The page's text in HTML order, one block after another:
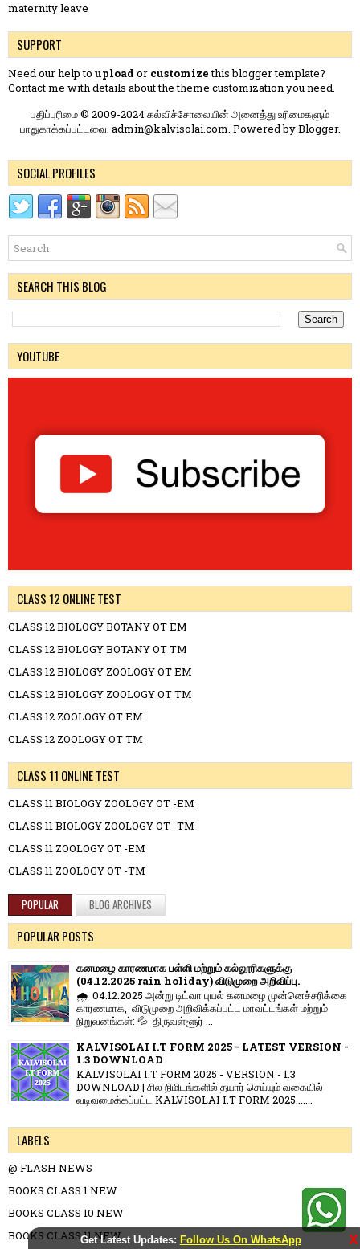
Get Latest Updates: Follow Us On WhatsApp X
maternity leave
SUPPORT
Need our help to upload or customizethis blogger template?
Contact me with details about the theme customization you need.
பதிப்புரிமை © 2009-2024 கல்விச்சோலையின் அனைத்து உரிமைகளும்
பாதுகாக்கப்பட்டவை. admin@kalvisolai.com. Powered byBlogger.
SOCIAL PROFILES
SEARCH THIS BLOG
YOUTUBE
CLASS 12 ONLINE TEST
CLASS 12 BIOLOGY BOTANY OT EM
CLASS 12 BIOLOGY BOTANY OT TM
CLASS 12 BIOLOGY ZOOLOGY OT EM
CLASS 12 BIOLOGY ZOOLOGY OT TM
CLASS 12 ZOOLOGY OT EM
CLASS 12 ZOOLOGY OT TM
CLASS 11 ONLINE TEST
CLASS 11 BIOLOGY ZOOLOGY OT -EM
CLASS 11 BIOLOGY ZOOLOGY OT -TM
CLASS 11 ZOOLOGY OT -EM
CLASS 11 ZOOLOGY OT -TM
POPULAR BLOG ARCHIVES
POPULAR POSTS
கனமழை காரணமாக பள்ளி மற்றும் கல்லூரிகளுக்கு
(04.12.2025 rain holiday) விடுமுறை அறிவிப்பு.
🌧️ 04.12.2025 அன்று டிட்வா புயல் கனமழை முன்னெச்சரிக்கை
காரணமாக, விடுமுறை அறிவிக்கப்பட்ட மாவட்டங்கள் மற்றும்
நிறுவனங்கள்: 💦 திருவள்ளூர் ...
KALVISOLAI I.T FORM 2025 - LATEST VERSION -
1.3 DOWNLOAD
KALVISOLAI I.T FORM 2025 - VERSION - 1.3
DOWNLOAD | சில நிமிடங்களில் தயார் செய்யும் வகையில்
வடிவமைக்கப்பட்ட KALVISOLAI I.T FORM 2025.......
LABELS
@ FLASH NEWS
BOOKS CLASS 1 NEW
BOOKS CLASS 10 NEW
BOOKS CLASS 11 NEW